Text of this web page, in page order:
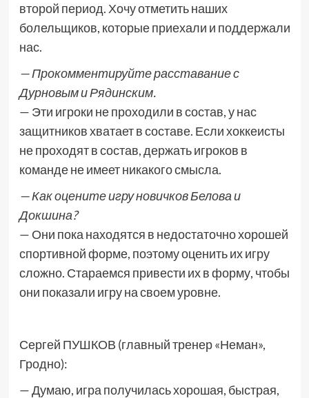
второй период. Хочу отметить наших
болельщиков, которые приехали и поддержали
нас.
— Прокомментируйте расставание с
Дурновым и Рядинским.
— Эти игроки не проходили в состав, у нас
защитников хватает в составе. Если хоккеисты
не проходят в состав, держать игроков в
команде не имеет никакого смысла.
— Как оцените игру новичков Белова и
Докшина?
— Они пока находятся в недостаточно хорошей
спортивной форме, поэтому оценить их игру
сложно. Стараемся привести их в форму, чтобы
они показали игру на своем уровне.
Сергей ПУШКОВ (главный тренер «Неман»,
Гродно):
— Думаю, игра получилась хорошая, быстрая,